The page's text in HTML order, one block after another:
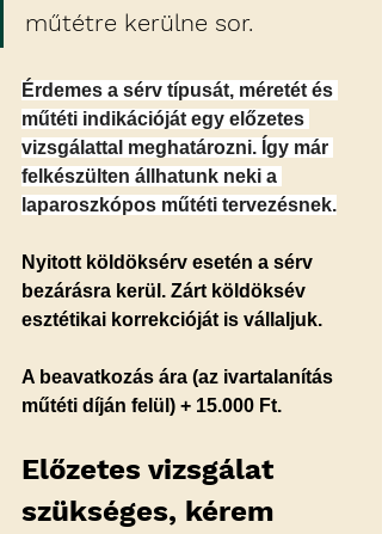
műtétre kerülne sor.
Érdemes a sérv típusát, méretét és
műtéti indikációját egy előzetes
vizsgálattal meghatározni. Így már
felkészülten állhatunk neki a
laparoszkópos műtéti tervezésnek.
Nyitott köldöksérv esetén a sérv
bezárásra kerül. Zárt köldöksév
esztétikai korrekcióját is vállaljuk.
A beavatkozás ára (az ivartalanítás
műtéti díján felül) + 15.000 Ft.
Előzetes vizsgálat
szükséges, kérem